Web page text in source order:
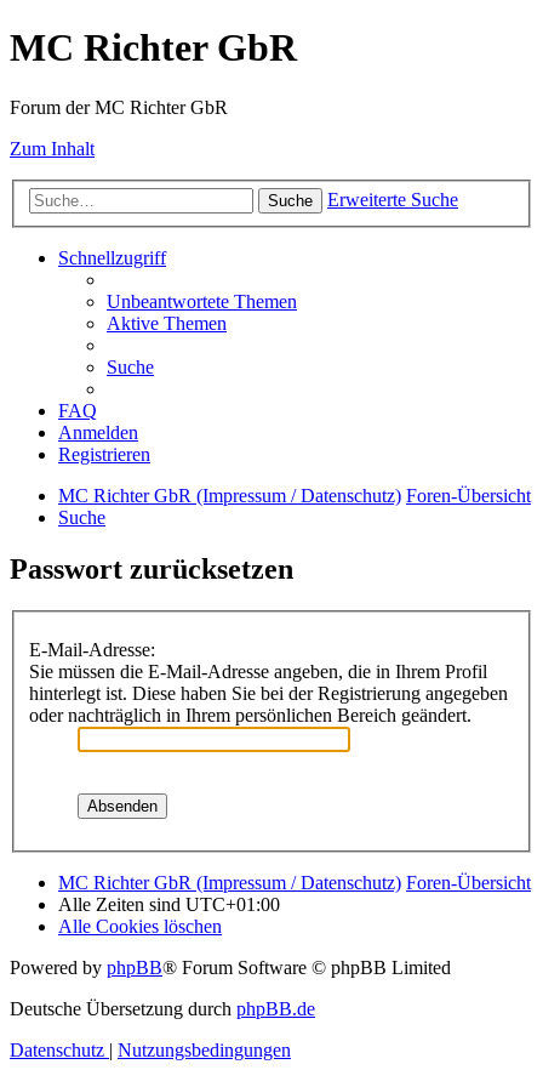
MC Richter GbR
Forum der MC Richter GbR
Zum Inhalt
Suche Erweiterte Suche
Schnellzugriff
Unbeantwortete Themen
Aktive Themen
Suche
FAQ
Anmelden
Registrieren
MC Richter GbR (Impressum / Datenschutz) Foren-Übersicht
Suche
Passwort zurücksetzen
E-Mail-Adresse:
Sie müssen die E-Mail-Adresse angeben, die in Ihrem Profil
hinterlegt ist. Diese haben Sie bei der Registrierung angegeben
oder nachträglich in Ihrem persönlichen Bereich geändert.
MC Richter GbR (Impressum / Datenschutz) Foren-Übersicht
Alle Zeiten sind UTC+01:00
Alle Cookies löschen
Powered by phpBB® Forum Software © phpBB Limited
Deutsche Übersetzung durch phpBB.de
Datenschutz | Nutzungsbedingungen